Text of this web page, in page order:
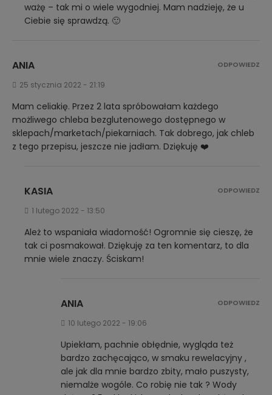
ważę – tak mi o wiele wygodniej. Mam nadzieję, że u
Ciebie się sprawdzą. 🙂
ANIA
25 stycznia 2022 - 21:19
Mam celiakię. Przez 2 lata spróbowałam każdego
możliwego chleba bezglutenowego dostępnego w
sklepach/marketach/piekarniach. Tak dobrego, jak chleb
z tego przepisu, jeszcze nie jadłam. Dziękuję ❤️
ODPOWIEDZ
KASIA
1 lutego 2022 - 13:50
Ależ to wspaniała wiadomość! Ogromnie się cieszę, że
tak ci posmakował. Dziękuję za ten komentarz, to dla
mnie wiele znaczy. Ściskam!
ODPOWIEDZ
ANIA
10 lutego 2022 - 19:06
Upiekłam, pachnie obłędnie, wygląda też
bardzo zachęcająco, w smaku rewelacyjny ,
ale jak dla mnie bardzo zbity, mało puszysty,
niemalże wogóle. Co robię nie tak ? Wody
ODPOWIEDZ